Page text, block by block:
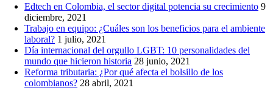
Edtech en Colombia, el sector digital potencia su crecimiento 9
diciembre, 2021
Trabajo en equipo: ¿Cuáles son los beneficios para el ambiente
laboral? 1 julio, 2021
Día internacional del orgullo LGBT: 10 personalidades del
mundo que hicieron historia 28 junio, 2021
Reforma tributaria: ¿Por qué afecta el bolsillo de los
colombianos? 28 abril, 2021